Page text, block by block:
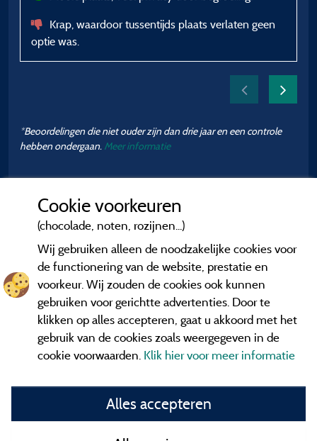
Krap, waardoor tussentijds plaats verlaten geen
optie was.
*Beoordelingen die niet ouder zijn dan drie jaar en een controle
hebben ondergaan. Meer informatie
General terms of use
Cookie voorkeuren
(chocolade, noten, rozijnen...)
Wij gebruiken alleen de noodzakelijke cookies voor
de functionering van de website, prestatie en
voorkeur. Wij zouden de cookies ook kunnen
gebruiken voor gerichtte advertenties. Door te
klikken op alles accepteren, gaat u akkoord met het
gebruik van de cookies zoals weergegeven in de
cookie voorwaarden. Klik hier voor meer informatie
Alles accepteren